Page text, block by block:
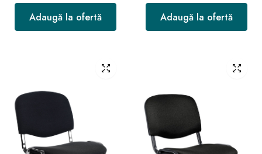
Adaugă la ofertă Adaugă la ofertă